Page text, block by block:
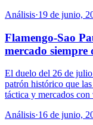
Análisis·19 de junio,
Flamengo-Sao
mercado
El duelo del 26 de
patrón histórico que
táctica y mercados con
Análisis·16 de junio,